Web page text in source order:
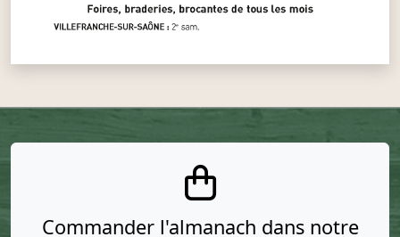
Commander l'almanach dans notre